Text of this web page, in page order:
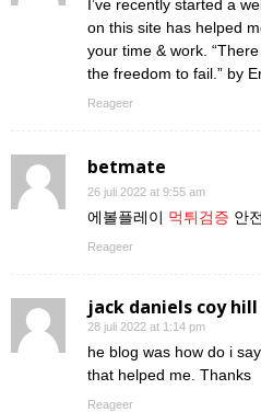
I’ve recently started a
on this site has helped
your time & work.
the freedom to fail.” by
Reageer
betmate
26 juli 2022 at 9:55 am
에볼플레이 먹튀검증 안
Reageer
jack daniels coy
28 juli 2022 at 1:14 pm
he blog was how do i
that helped me. Thanks
Reageer